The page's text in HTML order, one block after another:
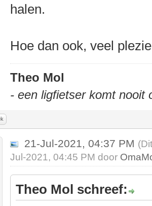
halen.
Hoe dan ook, veel
Theo Mol
- een ligfietser komt nooit
21-Jul-2021, 04:37 PM
Jul-2021, 04:45 PM door
Theo Mol schreef: